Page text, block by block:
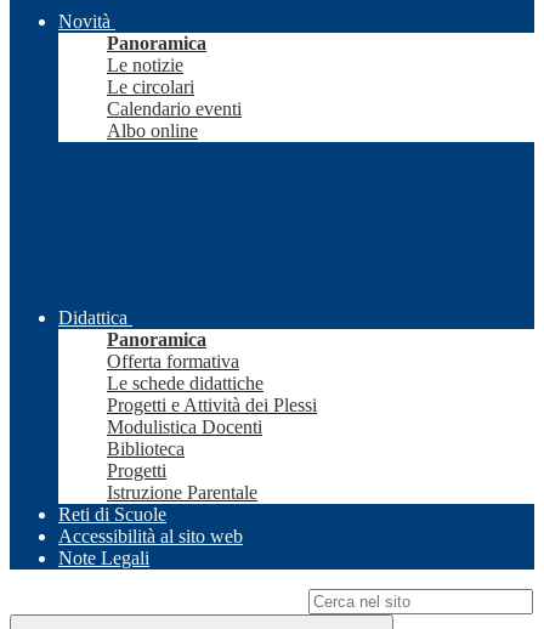
Novità
Panoramica
Le notizie
Le circolari
Calendario eventi
Albo online
Didattica
Panoramica
Offerta formativa
Le schede didattiche
Progetti e Attività dei Plessi
Modulistica Docenti
Biblioteca
Progetti
Istruzione Parentale
Reti di Scuole
Accessibilità al sito web
Note Legali